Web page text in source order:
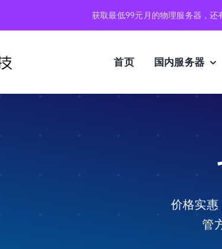
获取最低99元月的物理服务器，还
首页 国内服务器
价格实
管